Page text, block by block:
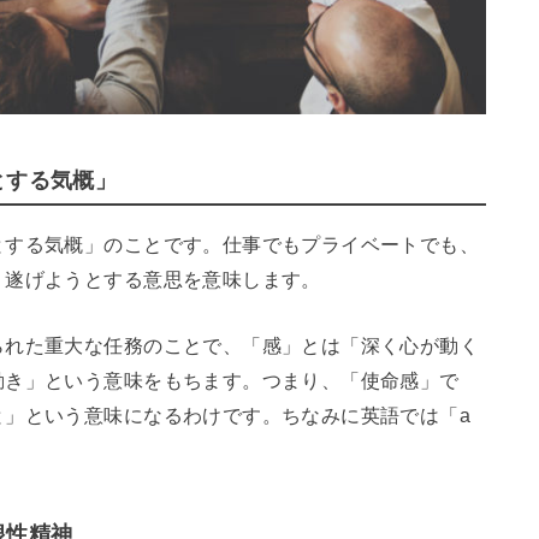
る気概」
る気概」のことです。仕事でもプライベートでも、
げようとする意思を意味します。
た重大な任務のことで、「感」とは「深く心が動く
」という意味をもちます。つまり、「使命感」で
という意味になるわけです。 ちなみに英語では「a
性精神